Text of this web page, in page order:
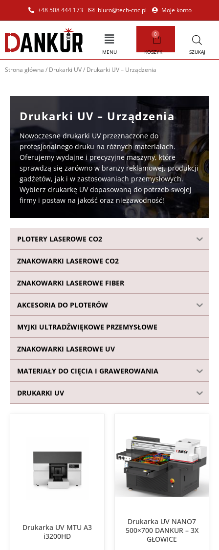
+48 508 444 173 biuro@tech-cnc.pl Moje konto
Main
Menu
MENU
0
WÓZEK
KOSZYK SZUKAJ
Strona główna / Drukarki UV/ Drukarki UV – Urządzenia
Drukarki UV – Urządzenia
Nowoczesne drukarki UV przeznaczone do
profesjonalnego druku na różnych materiałach.
Oferujemy wydajne i precyzyjne maszyny, które
sprawdzą się zarówno w branży reklamowej, produkcji
gadżetów, jak i w zastosowaniach przemysłowych.
Wybierz drukarkę UV dopasowaną do potrzeb swojej
firmy i postaw na jakość oraz niezawodność!
PLOTERY LASEROWE CO2
ZNAKOWARKI LASEROWE CO2
ZNAKOWARKI LASEROWE FIBER
AKCESORIA DO PLOTERÓW
MYJKI ULTRADŹWIĘKOWE PRZEMYSŁOWE
ZNAKOWARKI LASEROWE UV
MATERIAŁY DO CIĘCIA I GRAWEROWANIA
DRUKARKI UV
Drukarka UV MTU A3
i3200HD
Drukarka UV NANO7
500×700 DANKUR – 3X
GŁOWICE